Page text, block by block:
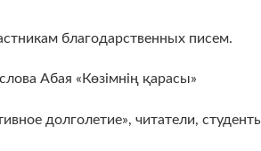
благодарственных писем.
Абая «Көзімнің қарасы»
долголетие», читатели,